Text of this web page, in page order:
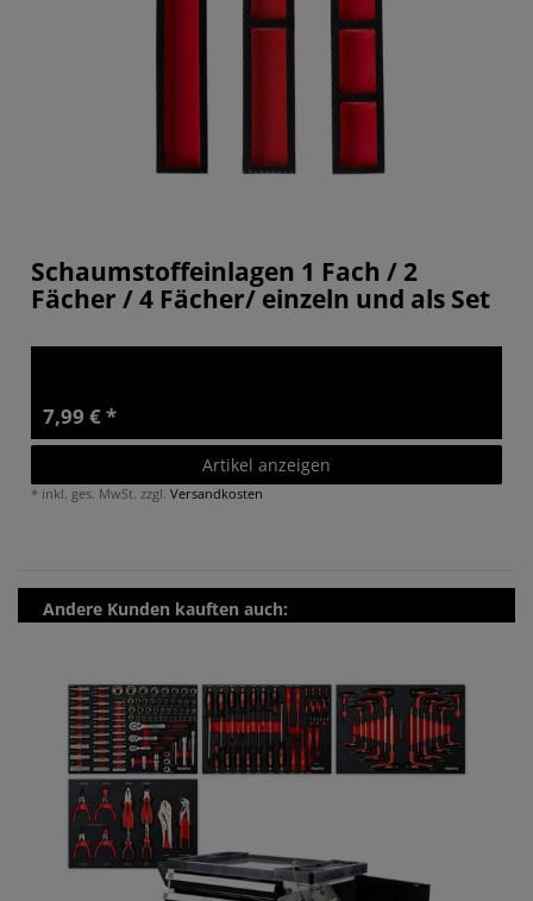
Schaumstoffeinlagen 1 Fach / 2
Fächer / 4 Fächer/ einzeln und als Set
7,99 € *
Artikel anzeigen
* inkl. ges. MwSt. zzgl.Versandkosten
Andere Kunden kauften auch: